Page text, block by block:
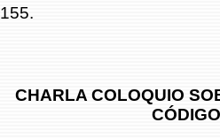
155.
CHARLA COLOQUIO